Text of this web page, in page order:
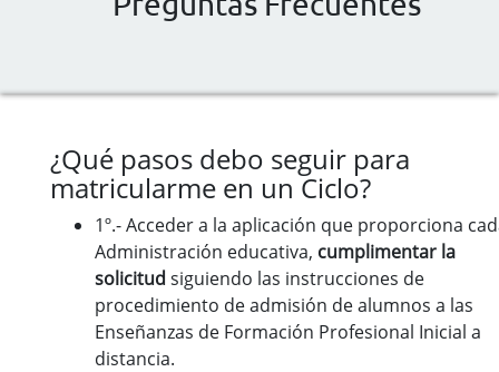
¿Qué pasos debo seguir para
matricularme en un Ciclo?
1º.- Acceder a la aplicación que proporciona
Administración educativa, cumplimentar la
solicitud siguiendo las instrucciones de
procedimiento de admisión de alumnos a las
Enseñanzas de Formación Profesional Inicial a
distancia.